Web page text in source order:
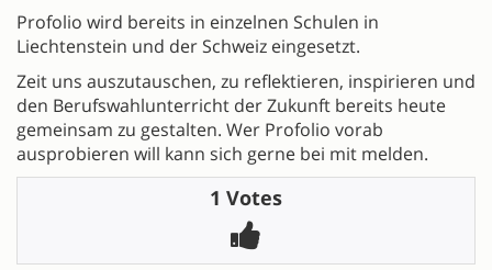
Profolio wird bereits in einzelnen Schulen in
Liechtenstein und der Schweiz eingesetzt.
Zeit uns auszutauschen, zu reflektieren, inspirieren und
den Berufswahlunterricht der Zukunft bereits heute
gemeinsam zu gestalten. Wer Profolio vorab
ausprobieren will kann sich gerne bei mit melden.
1 Votes